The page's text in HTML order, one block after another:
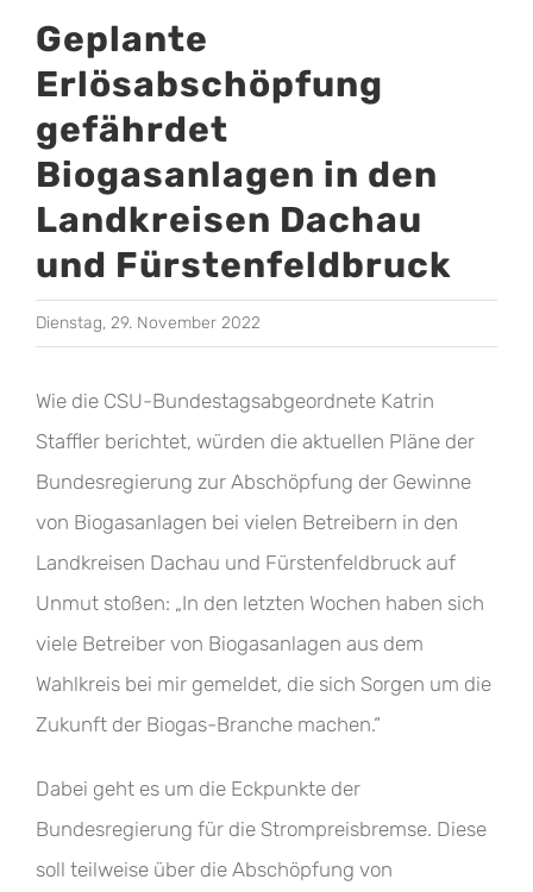
Geplante
Erlösabschöpfung
gefährdet
Biogasanlagen in den
Landkreisen Dachau
und Fürstenfeldbruck
Dienstag, 29. November 2022
Wie die CSU-Bundestagsabgeordnete Katrin
Staffler berichtet, würden die aktuellen Pläne der
Bundesregierung zur Abschöpfung der Gewinne
von Biogasanlagen bei vielen Betreibern in den
Landkreisen Dachau und Fürstenfeldbruck auf
Unmut stoßen: „In den letzten Wochen haben sich
viele Betreiber von Biogasanlagen aus dem
Wahlkreis bei mir gemeldet, die sich Sorgen um die
Zukunft der Biogas-Branche machen.“
Dabei geht es um die Eckpunkte der
Bundesregierung für die Strompreisbremse. Diese
soll teilweise über die Abschöpfung von